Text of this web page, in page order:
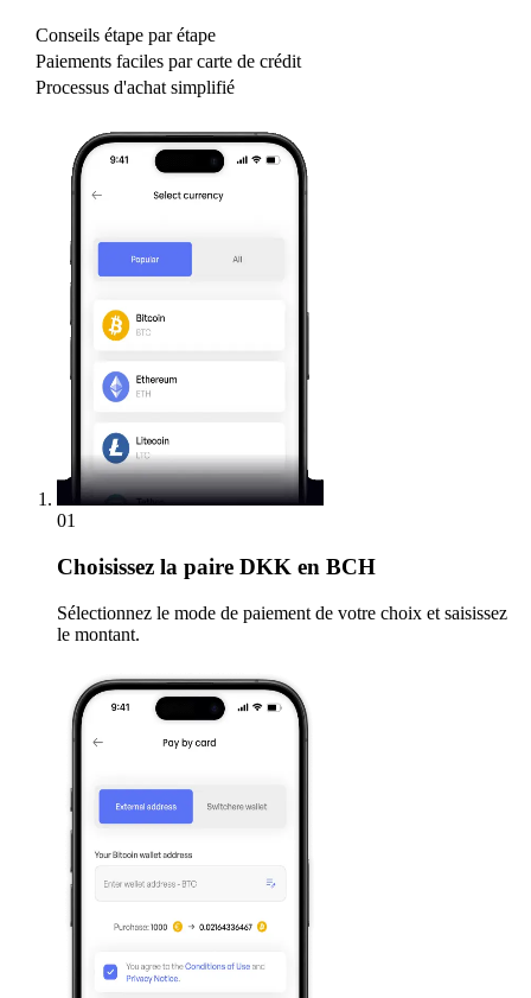
Conseils étape par étape
Paiements faciles par carte de crédit
Processus d'achat simplifié
01
Choisissez la paire DKK en BCH
Sélectionnez le mode de paiement de votre choix et saisissez
le montant.